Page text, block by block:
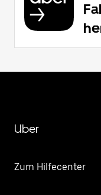
Uber
Zum Hilfecenter